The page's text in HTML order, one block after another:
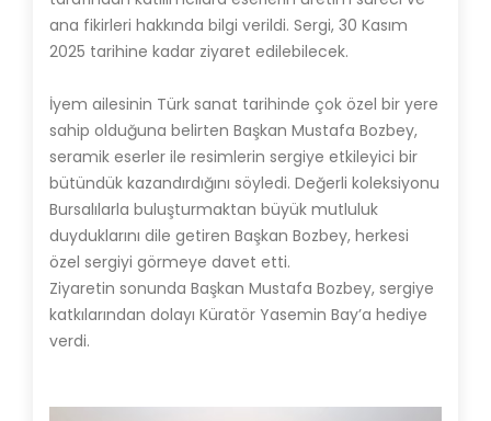
ana fikirleri hakkında bilgi verildi. Sergi, 30 Kasım
2025 tarihine kadar ziyaret edilebilecek.
İyem ailesinin Türk sanat tarihinde çok özel bir yere
sahip olduğuna belirten Başkan Mustafa Bozbey,
seramik eserler ile resimlerin sergiye etkileyici bir
bütündük kazandırdığını söyledi. Değerli koleksiyonu
Bursalılarla buluşturmaktan büyük mutluluk
duyduklarını dile getiren Başkan Bozbey, herkesi
özel sergiyi görmeye davet etti.
Ziyaretin sonunda Başkan Mustafa Bozbey, sergiye
katkılarından dolayı Küratör Yasemin Bay’a hediye
verdi.